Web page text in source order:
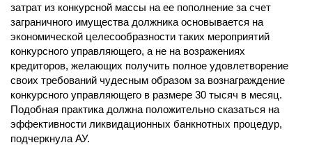
затрат из конкурсной массы на ее пополнение за счет
заграничного имущества должника основывается на
экономической целесообразности таких мероприятий
конкурсного управляющего, а не на возражениях
кредиторов, желающих получить полное удовлетворение
своих требований чудесным образом за вознаграждение
конкурсного управляющего в размере 30 тысяч в месяц.
Подобная практика должна положительно сказаться на
эффективности ликвидационных банкнотных процедур,
подчеркнула АУ.